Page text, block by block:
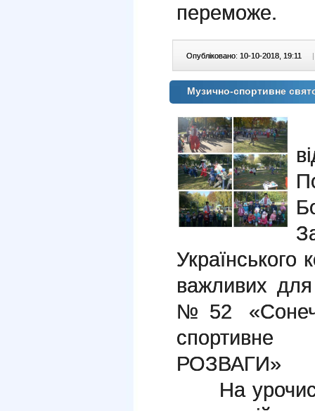
переможе.
Опубліковано: 10-10-2018, 19:11 |
Музично-спортивне
Українського
важливих
№52
РОЗВАГИ»
На